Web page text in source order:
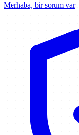
Merhaba, bir sorum var